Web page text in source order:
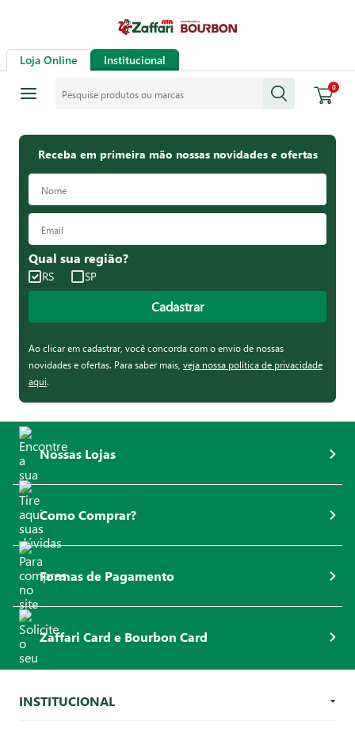
Loja Online Institucional
0
Receba em primeira mão nossas novidades e ofertas
Qual sua região?
RS SP
Cadastrar
Ao clicar em cadastrar, você concorda com o envio de nossas
novidades e ofertas. Para saber mais, veja nossa política de privacidade
aqui.
Nossas Lojas
Como Comprar?
Formas de Pagamento
Zaffari Card e Bourbon Card
INSTITUCIONAL